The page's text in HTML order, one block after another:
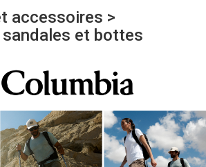
accessoires >
sandales et bottes